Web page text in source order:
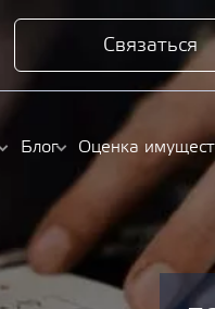
Связаться
Блог Оценка